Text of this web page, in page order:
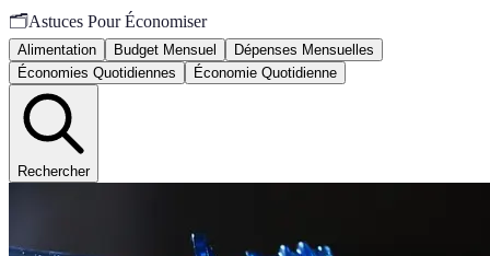
🗂️Astuces Pour Économiser
Alimentation Budget Mensuel
Dépenses Mensuelles
Économies Quotidiennes
Économie Quotidienne
Rechercher